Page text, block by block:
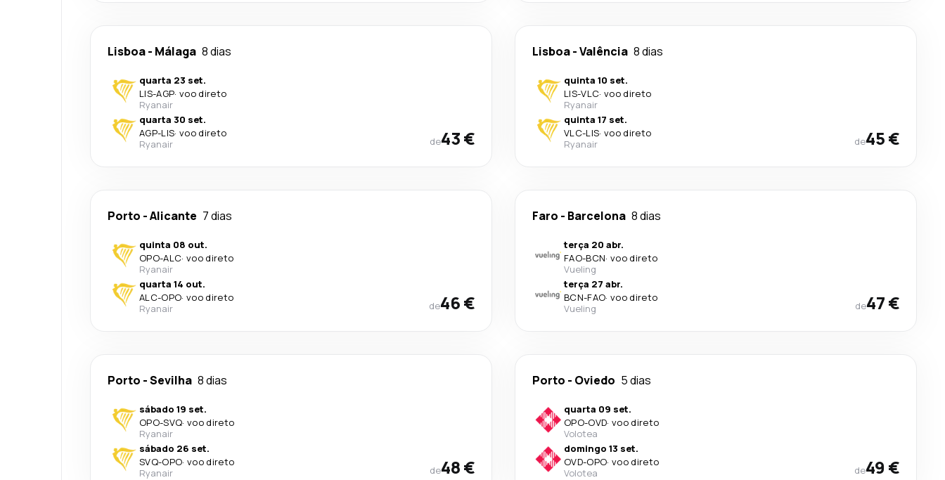
Lisboa- Málaga 8 dias
quarta 23 set.
LIS-AGP· voo direto
Ryanair
quarta 30 set.
AGP-LIS· voo direto
Ryanair
de43 €
Lisboa-Valência 8 dias
quinta 10 set.
LIS-VLC· voo direto
Ryanair
quinta 17 set.
VLC-LIS· voo direto
Ryanair
de45 €
Porto -Alicante 7 dias
quinta 08 out.
OPO-ALC· voo direto
Ryanair
quarta 14 out.
ALC-OPO· voo direto
Ryanair
de46 €
Faro - Barcelona 8 dias
terça 20 abr.
FAO-BCN· voo direto
Vueling
terça 27 abr.
BCN-FAO· voo direto
Vueling
de47 €
Porto -Sevilha 8 dias
sábado 19 set.
OPO-SVQ· voo direto
Ryanair
sábado 26 set.
SVQ-OPO· voo direto
Ryanair
de48 €
Porto - Oviedo 5 dias
quarta 09 set.
OPO-OVD· voo direto
Volotea
domingo 13 set.
OVD-OPO· voo direto
Volotea
de49 €